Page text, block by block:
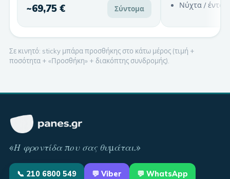
~69,75 € Σύντομα
Νύχτα /
Σε κινητό: sticky μπάρα προσθήκης στο κάτω μέρος (τιμή +
ποσότητα + «Προσθήκη» + διακόπτης συνδρομής).
«Η φροντίδα που σας θυμάται.»
📞 210 6800 549 💬 Viber 💬 WhatsApp